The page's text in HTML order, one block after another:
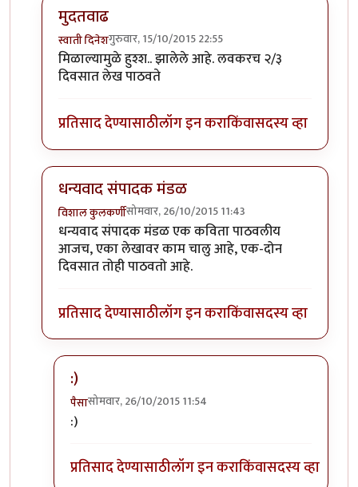
मुदतवाढ
स्वाती दिनेशगुरुवार, 15/10/2015 22:55
In reply toमुदतवाढbyसंपादक मंडळ
मिळाल्यामुळे हुश्श.. झालेले आहे. लवकरच २/३
दिवसात लेख पाठवते
प्रतिसाद देण्यासाठीलॉग इन कराकिंवासदस्य व्हा
धन्यवाद संपादक मंडळ
विशाल कुलकर्णीसोमवार, 26/10/2015 11:43
In reply toमुदतवाढbyसंपादक मंडळ
धन्यवाद संपादक मंडळ एक कविता पाठवलीय
आजच, एका लेखावर काम चालु आहे, एक-दोन
दिवसात तोही पाठवतो आहे.
प्रतिसाद देण्यासाठीलॉग इन कराकिंवासदस्य व्हा
:)
पैसासोमवार, 26/10/2015 11:54
In reply to
:)
प्रतिसाद देण्यासाठीलॉग इन कराकिंवासदस्य व्हा